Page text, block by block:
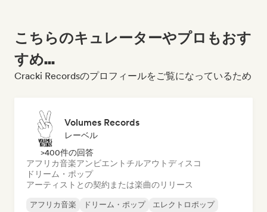
こちらのキュレーターやプロもおす
すめ...
Cracki Recordsのプロフィールをご覧になっているため
Volumes Records
レーベル
>400件の回答
アフリカ音楽アンビエント チルアウトディスコ
ドリーム・ポップ
アーティストとの契約または楽曲のリリース
アフリカ音楽 ドリーム・ポップ エレクトロポップ